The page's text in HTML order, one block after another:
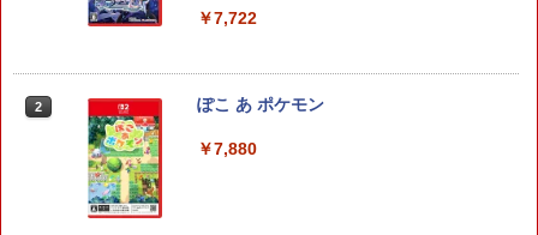
￥7,722
2 ぽこ あ ポケモン
￥7,880